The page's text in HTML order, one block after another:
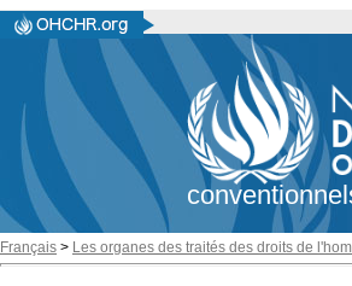
Français > Les organes des traités des droits de